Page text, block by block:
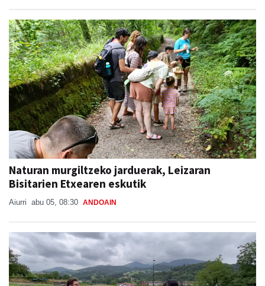
Naturan murgiltzeko jarduerak, Leizaran
Bisitarien Etxearen eskutik
Aiurri abu 05, 08:30 ANDOAIN